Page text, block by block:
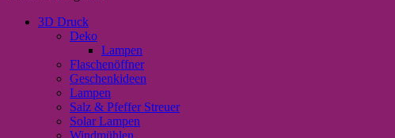
3D Druck
Deko
Lampen
Flaschenöffner
Geschenkideen
Lampen
Salz & Pfeffer Streuer
Solar Lampen
Windmühlen